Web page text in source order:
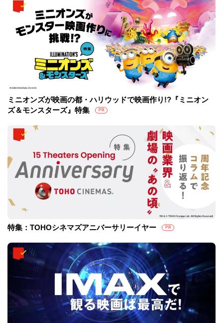
ミニオンズが映画の都・ハリウッドで映画作り!?『ミニオン
ズ＆モンスターズ』特集
PR
特集：TOHOシネマズアニバーサリーイヤー PR